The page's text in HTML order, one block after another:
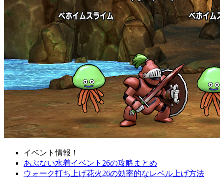
イベント情報！
あぶない水着イベント26の攻略まとめ
ウォーク打ち上げ花火26の効率的なレベル上げ方法